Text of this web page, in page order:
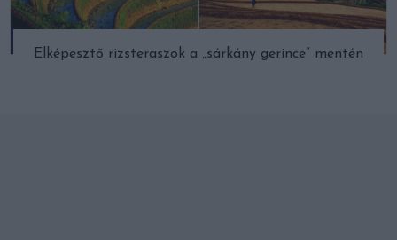
Elképesztő rizsteraszok a „sárkány gerince” mentén